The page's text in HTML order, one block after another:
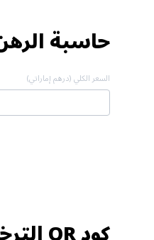
حاسبة
السعر الكلي (درهم إماراتي)